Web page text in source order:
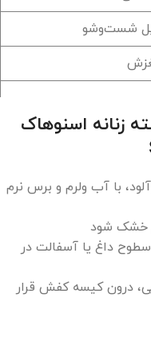
شست‌وشو
استفاده روزمره
زنانه اسنوهاک
با آب ولرم و برس نرم
خشک شود
سطوح داغ یا آسفالت در
درون کیسه کفش قرار